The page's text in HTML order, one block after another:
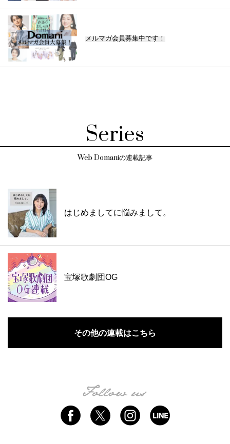
メルマガ会員募集中です！
Series
Web Domaniの連載記事
はじめましてに悩みまして。
宝塚歌劇団OG
その他の連載はこちら